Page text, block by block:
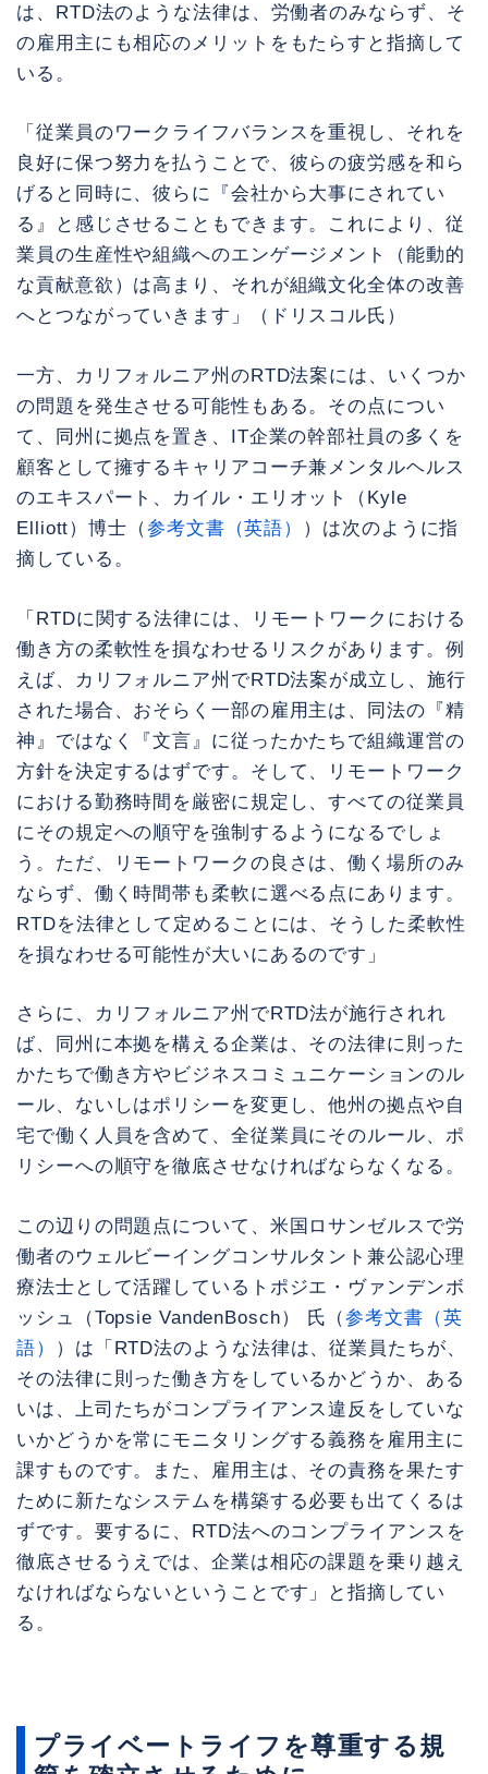
は、RTD法のような法律は、労働者のみならず、そ
の雇用主にも相応のメリットをもたらすと指摘して
いる。
「従業員のワークライフバランスを重視し、それを
良好に保つ努力を払うことで、彼らの疲労感を和ら
げると同時に、彼らに『会社から大事にされてい
る』と感じさせることもできます。これにより、従
業員の生産性や組織へのエンゲージメント（能動的
な貢献意欲）は高まり、それが組織文化全体の改善
へとつながっていきます」（ドリスコル氏）
一方、カリフォルニア州のRTD法案には、いくつか
の問題を発生させる可能性もある。その点につい
て、同州に拠点を置き、IT企業の幹部社員の多くを
顧客として擁するキャリアコーチ兼メンタルヘルス
のエキスパート、カイル・エリオット（Kyle
Elliott）博士（参考文書（英語） ）は次のように指
摘している。
「RTDに関する法律には、リモートワークにおける
働き方の柔軟性を損なわせるリスクがあります。例
えば、カリフォルニア州でRTD法案が成立し、施行
された場合、おそらく一部の雇用主は、同法の『精
神』ではなく『文言』に従ったかたちで組織運営の
方針を決定するはずです。そして、リモートワーク
における勤務時間を厳密に規定し、すべての従業員
にその規定への順守を強制するようになるでしょ
う。ただ、リモートワークの良さは、働く場所のみ
ならず、働く時間帯も柔軟に選べる点にあります。
RTDを法律として定めることには、そうした柔軟性
を損なわせる可能性が大いにあるのです」
さらに、カリフォルニア州でRTD法が施行されれ
ば、同州に本拠を構える企業は、その法律に則った
かたちで働き方やビジネスコミュニケーションのル
ール、ないしはポリシーを変更し、他州の拠点や自
宅で働く人員を含めて、全従業員にそのルール、ポ
リシーへの順守を徹底させなければならなくなる。
この辺りの問題点について、米国ロサンゼルスで労
働者のウェルビーイングコンサルタント兼公認心理
療法士として活躍しているトポジエ・ヴァンデンボ
ッシュ（Topsie VandenBosch） 氏（参考文書（英
語）
）は「RTD法のような法律は、従業員たちが、
その法律に則った働き方をしているかどうか、ある
いは、上司たちがコンプライアンス違反をしていな
いかどうかを常にモニタリングする義務を雇用主に
課すものです。また、雇用主は、その責務を果たす
ために新たなシステムを構築する必要も出てくるは
ずです。要するに、RTD法へのコンプライアンスを
徹底させるうえでは、企業は相応の課題を乗り越え
なければならないということです」と指摘してい
る。
プライベートライフを尊重する規